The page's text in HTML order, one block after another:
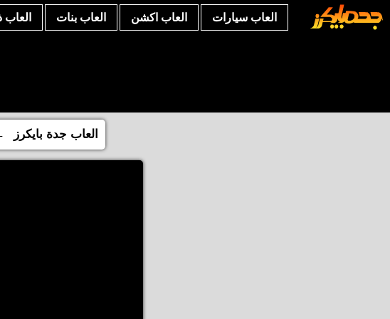
العاب سيارات العاب اكشن العاب بنات العاب
العاب جدة بايكرز